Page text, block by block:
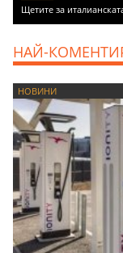
Щетите за
НАЙ-
НОВИНИ